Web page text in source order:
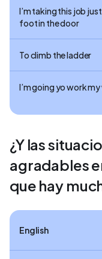
I’m taking this job
foot in the door
To climb the ladder
I’m going yo work
¿Y las
agradables
que hay
English